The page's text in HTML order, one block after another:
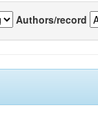
Authors/record